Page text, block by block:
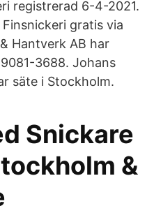
registrerad 6-4-2021.
gratis via
Hantverk AB har
3688. Johans
säte i Stockholm.
Snickare
&